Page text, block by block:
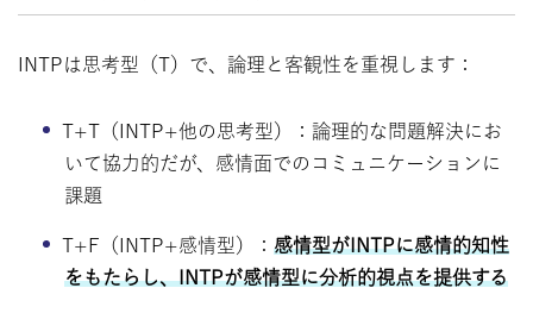
INTPは思考型（T）で、論理と客観性を重視します：
T+T（INTP+他の思考型）：論理的な問題解決にお
いて協力的だが、感情面でのコミュニケーションに
課題
T+F（INTP+感情型）： 感情型がINTPに感情的知性
をもたらし、INTPが感情型に分析的視点を提供する